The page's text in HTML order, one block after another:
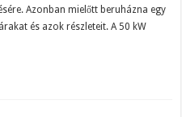
Azonban mielőtt beruházna egy
és azok részleteit. A 50 kW